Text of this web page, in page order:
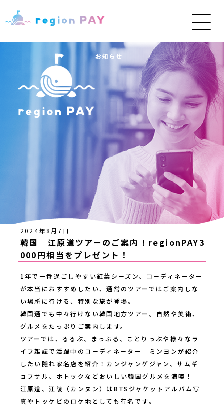
2024年8月7日
韓国 江原道ツアーのご案内！regionPAY3
000円相当をプレゼント！
1年で一番過ごしやすい紅葉シーズン、コーディネーター
が本当におすすめしたい、通常のツアーではご案内しな
い場所に行ける、特別な旅が登場。
韓国通でも中々行けない韓国地方ツアー。自然や美術、
グルメをたっぷりご案内します。
ツアーでは、るるぶ、まっぷる、ことりっぷや様々なラ
イフ雑誌で活躍中のコーディネーター ミンヨンが紹介
したい隠れ家名店を紹介！カンジャンゲジャン、サムギ
ョプサル、ホトックなどおいしい韓国グルメを満喫！
江原道、江陵（カンヌン）はBTSジャケットアルバム写
真やトッケビのロケ地としても有名です。